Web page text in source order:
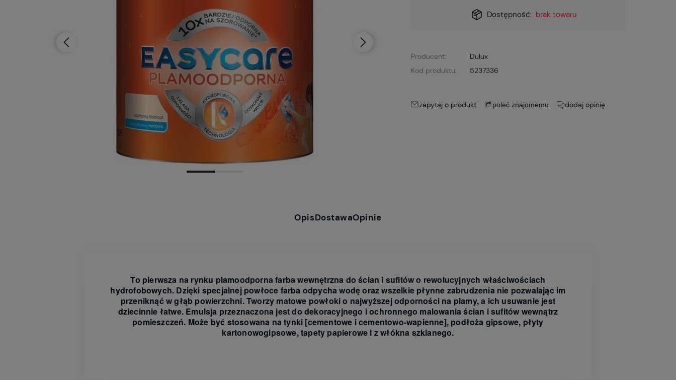
Dostępność: brak towaru
Producent:
Dulux
Kod produktu:
5237336
zapytaj o produkt poleć znajomemu dodaj opinię
OpisDostawaOpinie
To pierwsza na rynku plamoodporna farba wewnętrzna do ścian i sufitów o rewolucyjnych właściwościach
hydrofobowych. Dzięki specjalnej powłoce farba odpycha wodę oraz wszelkie płynne zabrudzenia nie pozwalając im
przeniknąć w głąb powierzchni. Tworzy matowe powłoki o najwyższej odporności na plamy, a ich usuwanie jest
dziecinnie łatwe. Emulsja przeznaczona jest do dekoracyjnego i ochronnego malowania ścian i sufitów wewnątrz
pomieszczeń. Może być stosowana na tynki [cementowe i cementowo-wapienne], podłoża gipsowe, płyty
kartonowogipsowe, tapety papierowe i z włókna szklanego.